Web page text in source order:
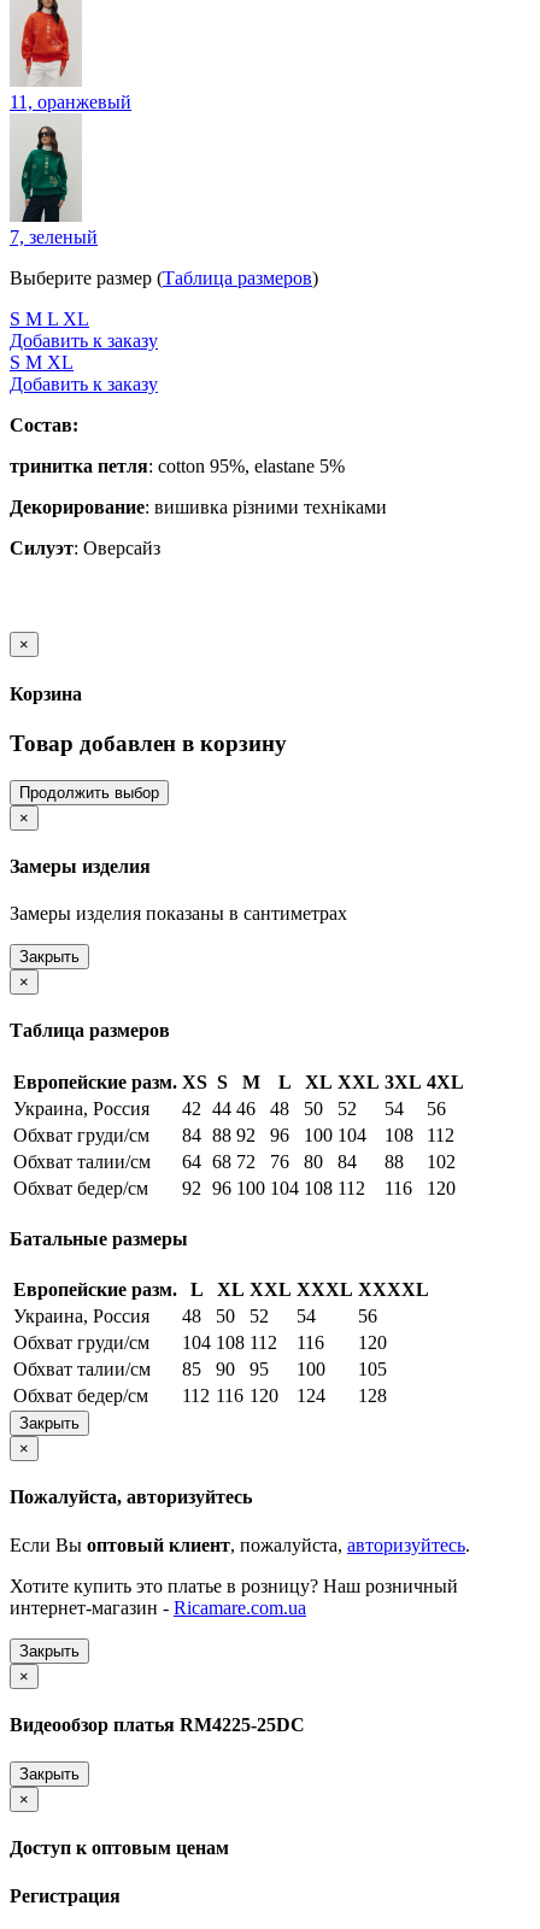
11, оранжевый
7, зеленый
Выберите размер (Таблица размеров)
S M L XL
Добавить к заказу
S M XL
Добавить к заказу
Состав:
тринитка петля: cotton 95%, elastane 5%
Декорирование: вишивка різними техніками
Силуэт: Оверсайз
×
Корзина
Товар добавлен в корзину
Продолжить выбор
×
Замеры изделия
Замеры изделия показаны в сантиметрах
Закрыть
×
Таблица размеров
Европейские разм. XS S M L XL XXL 3XL 4XL
Украина, Россия
42 44 46 48 50 52 54
56
Обхват груди/см
84 88 92 96 100 104 108
112
Обхват талии/см
64 68 72 76 80 84 88
102
Обхват бедер/см
92 96 100 104 108 112 116 120
Батальные размеры
Европейские разм. L XL XXL XXXL XXXXL
Украина, Россия
48 50 52 54
56
Обхват груди/см
104 108 112 116
120
Обхват талии/см
85 90 95 100
105
Обхват бедер/см
112 116 120 124 128
Закрыть
×
Пожалуйста, авторизуйтесь
Если Вы оптовый клиент, пожалуйста, авторизуйтесь.
Хотите купить это платье в розницу? Наш розничный
интернет-магазин - Ricamare.com.ua
Закрыть
×
Видеообзор платья RM4225-25DC
Закрыть
×
Доступ к оптовым ценам
Регистрация